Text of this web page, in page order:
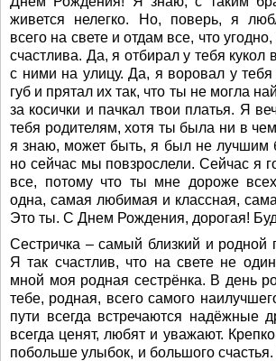
живется нелегко. Но, поверь, я
всего на свете и отдам все, что
счастлива. Да, я отбирал у тебя кукол
с ними на улицу. Да, я воровал у
губ и прятал их так, что ты не могла
за косички и пачкал твои платья. Я
тебя родителям, хотя ты была ни в
я знаю, может быть, я был не лучшим
но сейчас мы повзрослели. Сейчас я
все, потому что ты мне дороже
одна, самая любимая и классная,
Это ты. С Днем Рождения, дорогая!
Сестричка – самый близкий и родной
Я так счастлив, что на свете не
мной моя родная сестрёнка. В день
тебе, родная, всего самого
пути всегда встречаются надёжные
всегда ценят, любят и уважают.
побольше улыбок, и большого